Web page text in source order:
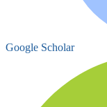
Google Scholar